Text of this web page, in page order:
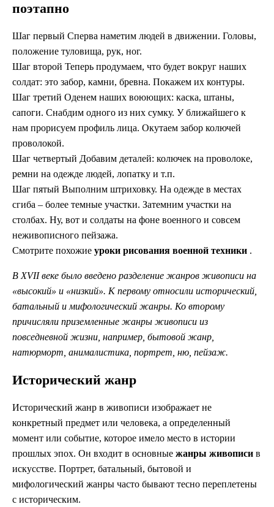
поэтапно
Шаг первый Сперва наметим людей в движении. Головы,
положение туловища, рук, ног.
Шаг второй Теперь продумаем, что будет вокруг наших
солдат: это забор, камни, бревна. Покажем их контуры.
Шаг третий Оденем наших воюющих: каска, штаны,
сапоги. Снабдим одного из них сумку. У ближайшего к
нам прорисуем профиль лица. Окутаем забор колючей
проволокой.
Шаг четвертый Добавим деталей: колючек на проволоке,
ремни на одежде людей, лопатку и т.п.
Шаг пятый Выполним штриховку. На одежде в местах
сгиба – более темные участки. Затемним участки на
столбах. Ну, вот и солдаты на фоне военного и совсем
неживописного пейзажа.
Смотрите похожие уроки рисования военной техники .
В XVII веке было введено разделение жанров живописи на
«высокий» и «низкий». К первому относили исторический,
батальный и мифологический жанры. Ко второму
причисляли приземленные жанры живописи из
повседневной жизни, например, бытовой жанр,
натюрморт, анималистика, портрет, ню, пейзаж.
Исторический жанр
Исторический жанр в живописи изображает не
конкретный предмет или человека, а определенный
момент или событие, которое имело место в истории
прошлых эпох. Он входит в основные жанры живописи в
искусстве. Портрет, батальный, бытовой и
мифологический жанры часто бывают тесно переплетены
с историческим.